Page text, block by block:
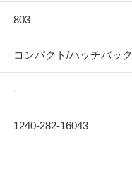
803
コンパクト/ハッチバック
-
1240-282-16043